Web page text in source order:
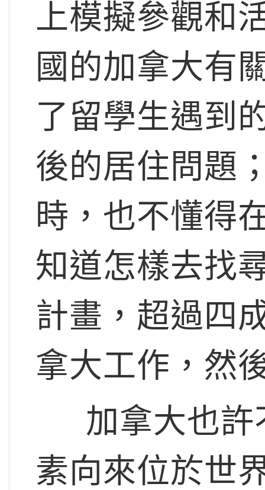
上模擬參觀和
國的加拿大有
了留學生遇到
後的居住問題
時，也不懂得
知道怎樣去找
計畫，超過四
拿大工作，然
加拿大也許
素向來位於世